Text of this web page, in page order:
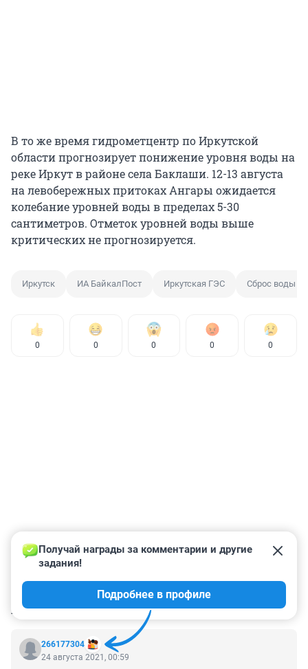
В то же время гидрометцентр по Иркутской
области прогнозирует понижение уровня воды на
реке Иркут в районе села Баклаши. 12-13 августа
на левобережных притоках Ангары ожидается
колебание уровней воды в пределах 5-30
сантиметров. Отметок уровней воды выше
критических не прогнозируется.
Иркутск ИА БайкалПост Иркутская ГЭС Сброс воды
0 0 0 0 0
КОММЕНТАРИИ 1
266177304
Получай награды за комментарии и другие
задания!
Подробнее в профиле
24 августа 2021, 00:59